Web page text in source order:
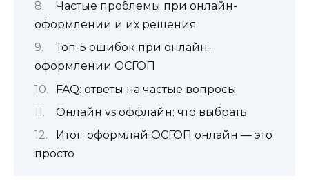
Частые проблемы при онлайн-
оформлении и их решения
Топ-5 ошибок при онлайн-
оформлении ОСГОП
FAQ: ответы на частые вопросы
Онлайн vs оффлайн: что выбрать
Итог: оформляй ОСГОП онлайн — это
просто